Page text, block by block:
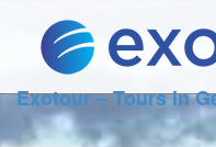
Exotour – Tours in